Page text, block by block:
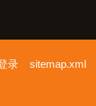
录 sitemap.xml